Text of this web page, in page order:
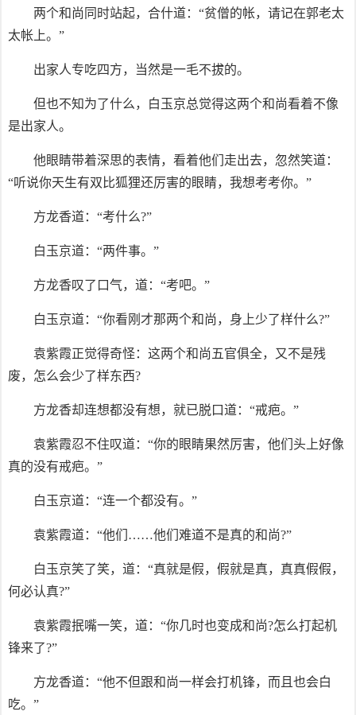
两个和尚同时站起，合什道：“贫僧的帐，请记在郭老太
太帐上。”
出家人专吃四方，当然是一毛不拔的。
但也不知为了什么，白玉京总觉得这两个和尚看着不像
是出家人。
他眼睛带着深思的表情，看着他们走出去，忽然笑道：
“听说你天生有双比狐狸还厉害的眼睛，我想考考你。”
方龙香道：“考什么?”
白玉京道：“两件事。”
方龙香叹了口气，道：“考吧。”
白玉京道：“你看刚才那两个和尚，身上少了样什么?”
袁紫霞正觉得奇怪：这两个和尚五官俱全，又不是残
废，怎么会少了样东西?
方龙香却连想都没有想，就已脱口道：“戒疤。”
袁紫霞忍不住叹道：“你的眼睛果然厉害，他们头上好像
真的没有戒疤。”
白玉京道：“连一个都没有。”
袁紫霞道：“他们……他们难道不是真的和尚?”
白玉京笑了笑，道：“真就是假，假就是真，真真假假，
何必认真?”
袁紫霞抿嘴一笑，道：“你几时也变成和尚?怎么打起机
锋来了?”
方龙香道：“他不但跟和尚一样会打机锋，而且也会白
吃。”